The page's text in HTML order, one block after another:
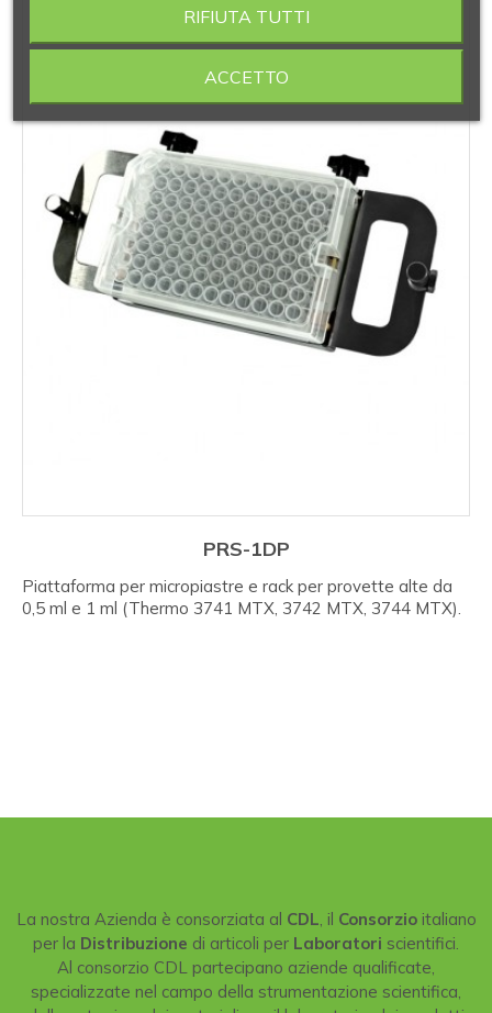
PRS-1DP
Piattaforma per micropiastre e rack per provette alte da
0,5 ml e 1 ml (Thermo 3741 MTX, 3742 MTX, 3744 MTX).
La nostra Azienda è consorziata al CDL , il Consorzioitaliano
per la Distribuzione di articoli per Laboratori scientifici.
Al consorzio CDL partecipano aziende qualificate,
specializzate nel campo della strumentazione scientifica,
RIFIUTA TUTTI
ACCETTO